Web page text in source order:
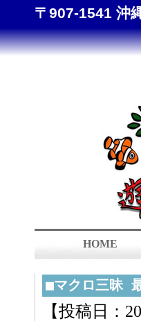
〒907-1541 沖
HOME
■マクロ三昧
【投稿日：